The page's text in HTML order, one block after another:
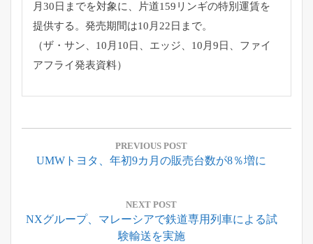
月30日までを対象に、片道159リンギの特別運賃を
提供する。発売期間は10月22日まで。
（ザ・サン、10月10日、エッジ、10月9日、ファイ
アフライ発表資料）
投
ナ
ー
PREVIOUS POST
Previous
UMWトヨタ、年初9カ月の販売台数が8％増に
NEXT POST
Next
NXグループ、マレーシアで鉄道専用列車による試
験輸送を実施